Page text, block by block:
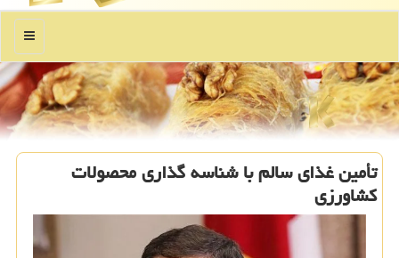
منو
تأمین غذای سالم با شناسه گذاری محصولات
کشاورزی